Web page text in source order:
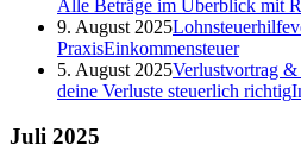
Alle Beträge im Überblick mit
9. August 2025
PraxisEinkommensteuer
5. August 2025Verlustvortrag &
deine Verluste steuerlich richtig
Juli 2025